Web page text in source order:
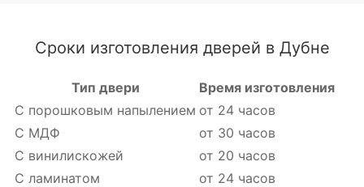
Сроки изготовления дверей в Дубне
Тип двери
Время изготовления
С порошковым напылением от 24 часов
С МДФ
от 30 часов
С винилискожей
от 20 часов
С ламинатом
от 24 часов